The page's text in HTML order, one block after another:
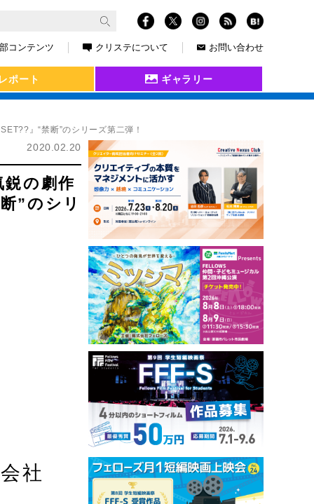
コンテンツ クリステについて お問い合わせ
レポート ギャラリー
』“禁断”のシリーズ第二弾！
2020.02.20
の劇作
”のシリ
社